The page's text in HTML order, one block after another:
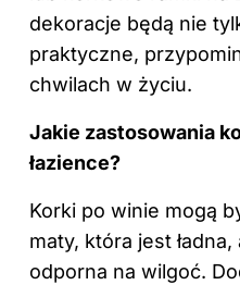
dekoracje będą nie
praktyczne,
chwilach w życiu.
Jakie zastosowania
łazience?
Korki po winie mogą
maty, która jest
odporna na wilgoć.